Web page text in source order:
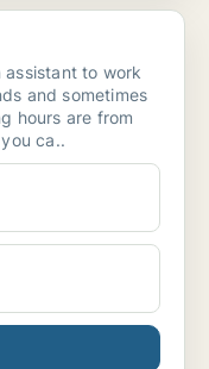
to work
and sometimes
hours are from
ca..